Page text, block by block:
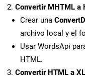
Convertir MHTML a
Crear una
archivo local y el
Usar WordsApi
HTML.
Convertir HTML a